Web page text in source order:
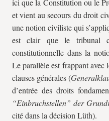
ici que la Constitution ou le
et vient au secours du droit
une notion civiliste qui
est clair que le tribunal
constitutionnelle dans la
Le parallèle est frappant avec
clauses générales (
d’entrée des droits
“Einbruchstellen” der
cité dans la décision Lüth).